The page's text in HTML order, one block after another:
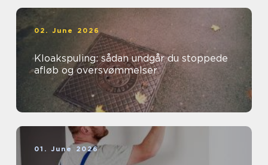
02. June 2026
Kloakspuling: sådan undgår du stoppede
afløb og oversvømmelser
01. June 2026